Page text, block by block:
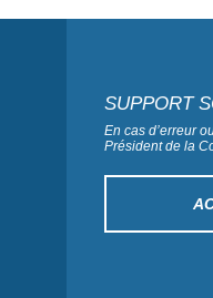
SUPPORT
En cas d’erreur
Président de la